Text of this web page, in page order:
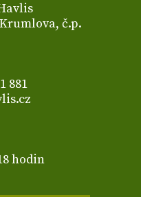
č.p.
881
hodin